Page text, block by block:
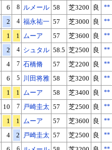
6 8 ルメール 58 芝3200 良 **
2 4 福永祐一 57 芝3000 良 **
1 1 ムーア 57 芝3600 良 **
2 4 シュタル 58.5 芝2500 良 **
4 7 石橋脩 57 芝2200 良 **
6 5 川田将雅 58 芝3200 良 **
1 1 ムーア 58 芝3400 良 **
10 7 戸崎圭太 57 芝2500 良 **
1 1 ムーア 57 芝3600 良 **
4 2 戸崎圭太 57 芝2500 良 **